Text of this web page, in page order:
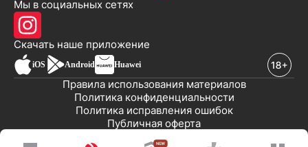
Мы в социальных сетях
Скачать наше приложениеновостей
iOS Android Huawei
Публичная оферта
Политика исправления ошибок
Политика конфиденциальности
Правила использования материалов
© 2008-2026 ТОО «EML»